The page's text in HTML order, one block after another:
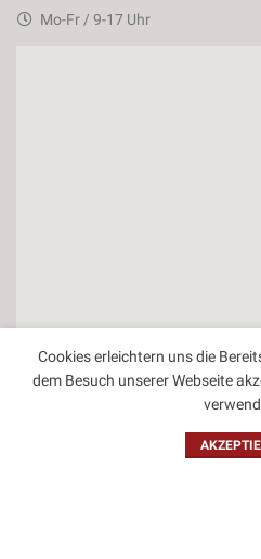
Mo-Fr / 9-17 Uhr
Cookies erleichtern uns die
dem Besuch unserer Webseite